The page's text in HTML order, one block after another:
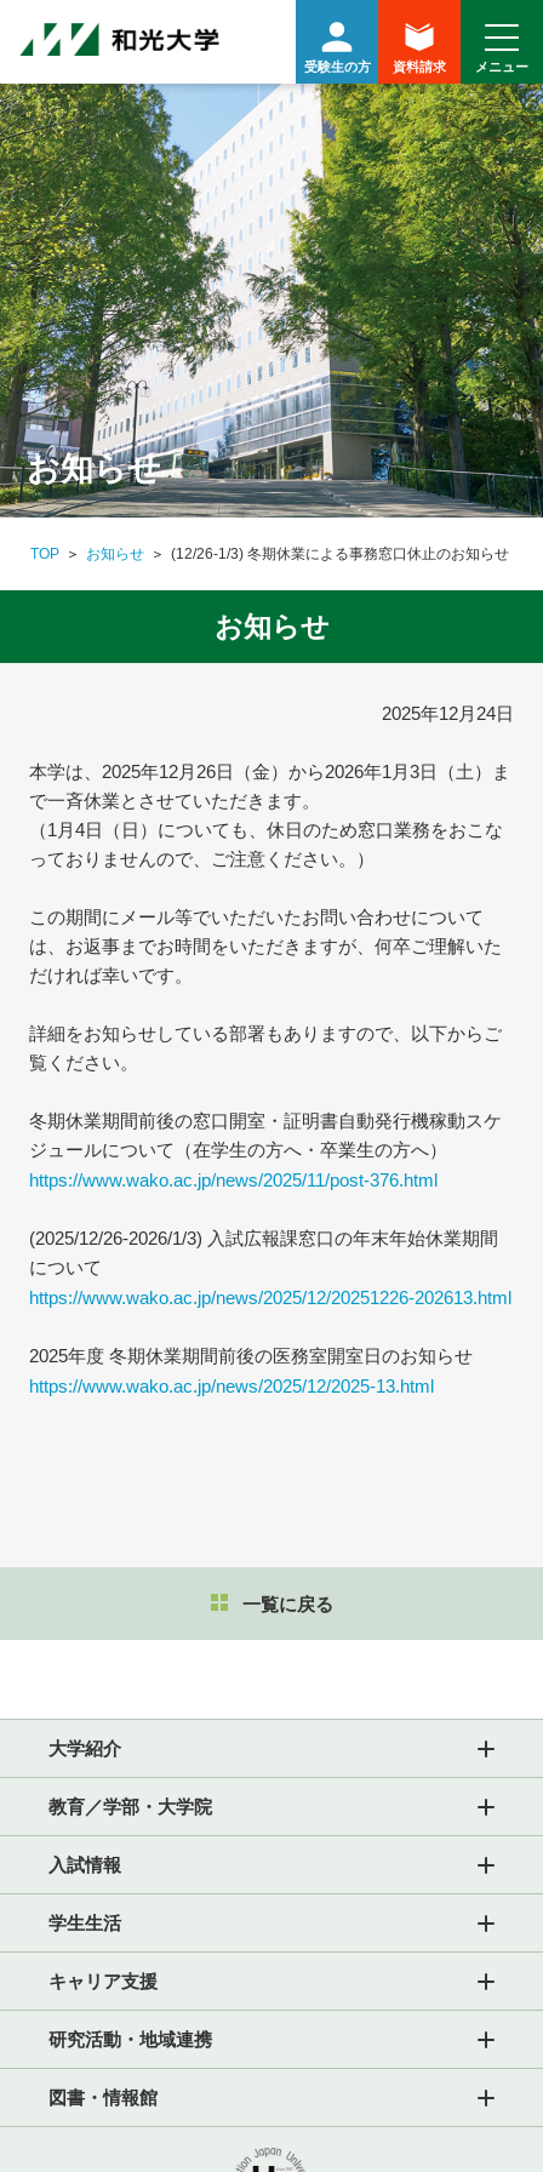
受験生の方 資料請求
お知らせ
TOP お知らせ (12/26-1/3) 冬期休業による事務窓口休止のお知らせ
お知らせ
2025年12月24日
本学は、2025年12月26日（金）から2026年1月3日（土）ま
で一斉休業とさせていただきます。
（1月4日（日）についても、休日のため窓口業務をおこな
っておりませんので、ご注意ください。）
この期間にメール等でいただいたお問い合わせについて
は、お返事までお時間をいただきますが、何卒ご理解いた
だければ幸いです。
詳細をお知らせしている部署もありますので、以下からご
覧ください。
冬期休業期間前後の窓口開室・証明書自動発行機稼動スケ
ジュールについて（在学生の方へ・卒業生の方へ）
https://www.wako.ac.jp/news/2025/11/post-376.html
(2025/12/26-2026/1/3) 入試広報課窓口の年末年始休業期間
について
https://www.wako.ac.jp/news/2025/12/20251226-202613.html
2025年度 冬期休業期間前後の医務室開室日のお知らせ
https://www.wako.ac.jp/news/2025/12/2025-13.html
一覧に戻る
大学紹介
教育／学部・大学院
入試情報
学生生活
キャリア支援
研究活動・地域連携
図書・情報館